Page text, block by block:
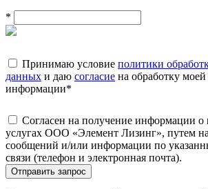
*
Принимаю условие политики
данных и даю согласие на обработку
информации*
Согласен на получение информации о
услугах ООО «Элемент Лизинг», путем
сообщений и/или информации по
связи (телефон и электронная почта).
Отправить запрос